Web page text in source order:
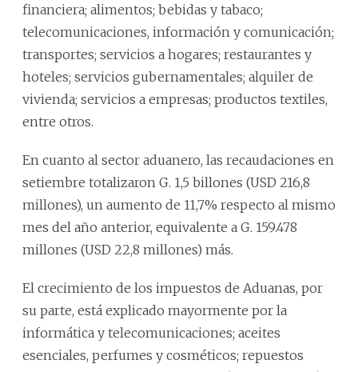
financiera; alimentos; bebidas y tabaco;
telecomunicaciones, información y comunicación;
transportes; servicios a hogares; restaurantes y
hoteles; servicios gubernamentales; alquiler de
vivienda; servicios a empresas; productos textiles,
entre otros.
En cuanto al sector aduanero, las recaudaciones en
setiembre totalizaron G. 1,5 billones (USD 216,8
millones), un aumento de 11,7% respecto al mismo
mes del año anterior, equivalente a G. 159.478
millones (USD 22,8 millones) más.
El crecimiento de los impuestos de Aduanas, por
su parte, está explicado mayormente por la
informática y telecomunicaciones; aceites
esenciales, perfumes y cosméticos; repuestos